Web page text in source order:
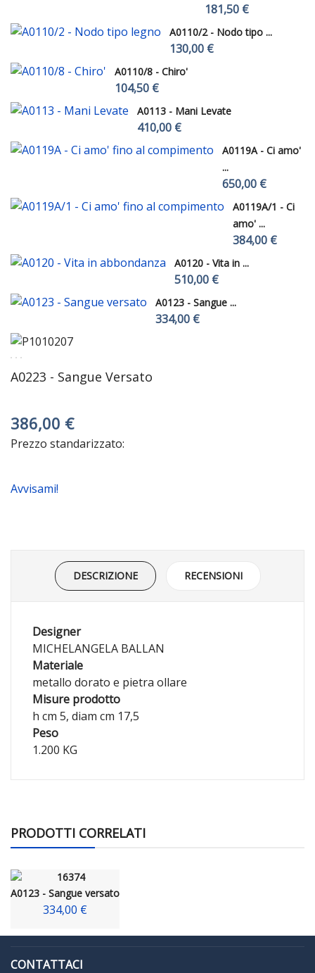
181,50 €
A0110/2 - Nodo tipo ...
130,00 €
A0110/8 - Chiro'
104,50 €
A0113 - Mani Levate
410,00 €
A0119A - Ci amo'
...
650,00 €
A0119A/1 - Ci
amo' ...
384,00 €
A0120 - Vita in ...
510,00 €
A0123 - Sangue ...
334,00 €
A0223 - Sangue Versato
386,00 €
Prezzo standarizzato:
Avvisami!
DESCRIZIONE RECENSIONI
Designer
MICHELANGELA BALLAN
Materiale
metallo dorato e pietra ollare
Misure prodotto
h cm 5, diam cm 17,5
Peso
1.200 KG
PRODOTTI CORRELATI
A0123 - Sangue versato
334,00 €
CONTATTACI